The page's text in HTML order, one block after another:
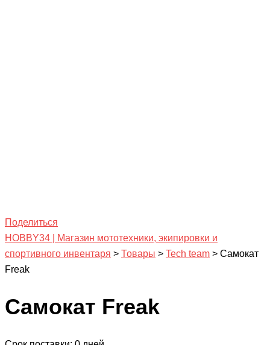
Поделиться
HOBBY34 | Магазин мототехники, экипировки и
спортивного инвентаря > Товары > Tech team > Самокат
Freak
Самокат Freak